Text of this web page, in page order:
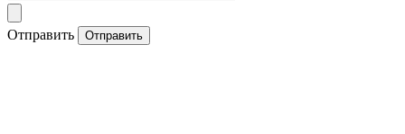
Отправить Отправить